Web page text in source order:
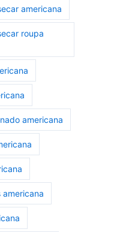
americana
roupa
americana